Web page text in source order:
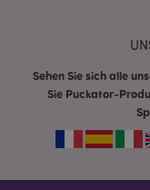
Sehen Sie sich alle
Sie Puckator-
mage-cache-